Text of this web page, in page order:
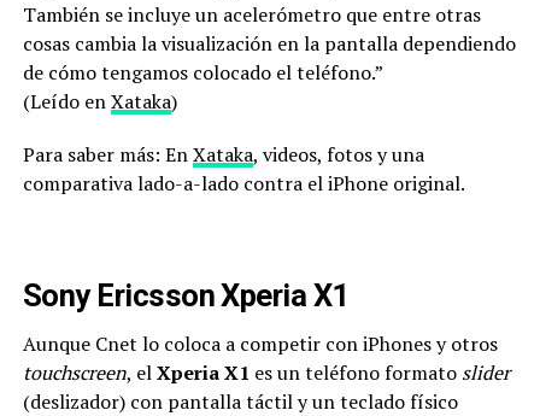
También se incluye un acelerómetro que entre otras
cosas cambia la visualización en la pantalla dependiendo
de cómo tengamos colocado el teléfono.”
(Leído enXataka)
Para saber más: EnXataka, videos, fotos y una
comparativa lado-a-lado contra el iPhone original.
Sony Ericsson Xperia X1
Aunque Cnet lo coloca a competir con iPhones y otros
touchscreen, elXperia X1 es un teléfono formato slider
(deslizador) con pantalla táctil y un teclado físico